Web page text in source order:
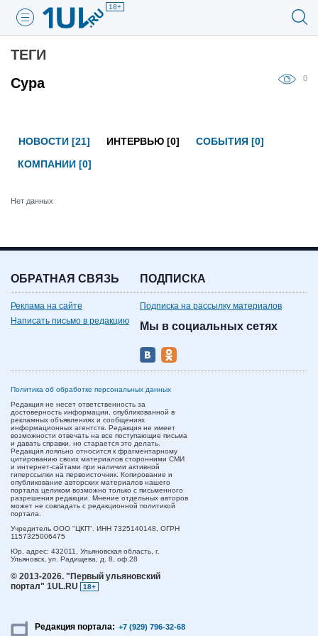
18+
ТЕГИ
Сура
0
НОВОСТИ [21] ИНТЕРВЬЮ [0]
СОБЫТИЯ [0]
КОМПАНИИ [0]
Нет данных
ОБРАТНАЯ СВЯЗЬ
Реклама на сайте
Написать письмо в редакцию
ПОДПИСКА
Подписка на рассылку материалов
Мы в социальных сетях
Политика об обработке персональных данных
Редакция не несет ответственность за
достоверность информации, опубликованной в
рекламных объявлениях и сообщениях
информационных агентств. Редакция не имеет
возможности отвечать на все поступающие письма
и давать справки, но старается это делать.
Редакция лояльно относится к фрагментарному
цитированию своих материалов сторонними СМИ
и интернет-сайтами при наличии активной
гиперссылки на первоисточник. Копирование и
опубликование авторских материалов нашего
портала целиком возможно только с письменного
разрешения редакции. Мнение отдельных авторов
может не совпадать с редакционной политикой
портала.
Учредитель ООО "ЦКП". ИНН 7325140148, ОГРН
1157325006475
Юр. адрес: 432011, Ульяновская область, г.
Ульяновск, ул. Радищева, д. 8, оф.28
© 2013-2026. "Первый ульяновский
портал" 1UL.RU
18+
Редакция портала: +7 (929) 796-32-68